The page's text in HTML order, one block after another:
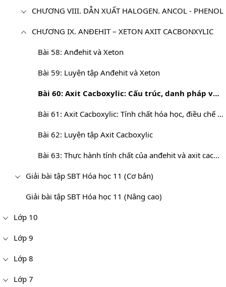
CHƯƠNG VIII. DẪN XUẤT HALOGEN. ANCOL - PHENOL
CHƯƠNG IX. ANĐEHIT – XETON AXIT CACBONXYLIC
Bài 58: Anđehit và Xeton
Bài 59: Luyện tập Anđehit và Xeton
Bài 60: Axit Cacboxylic: Cấu trúc, danh pháp và tính chất vật lí
Bài 61: Axit Cacboxylic: Tính chất hóa học, điều chế và ứng dụng
Bài 62: Luyện tập Axit Cacboxylic
Bài 63: Thực hành tính chất của anđehit và axit cacboxylic
Giải bài tập SBT Hóa học 11 (Cơ bản)
Giải bài tập SBT Hóa học 11 (Nâng cao)
Lớp 10
Lớp 9
Lớp 8
Lớp 7